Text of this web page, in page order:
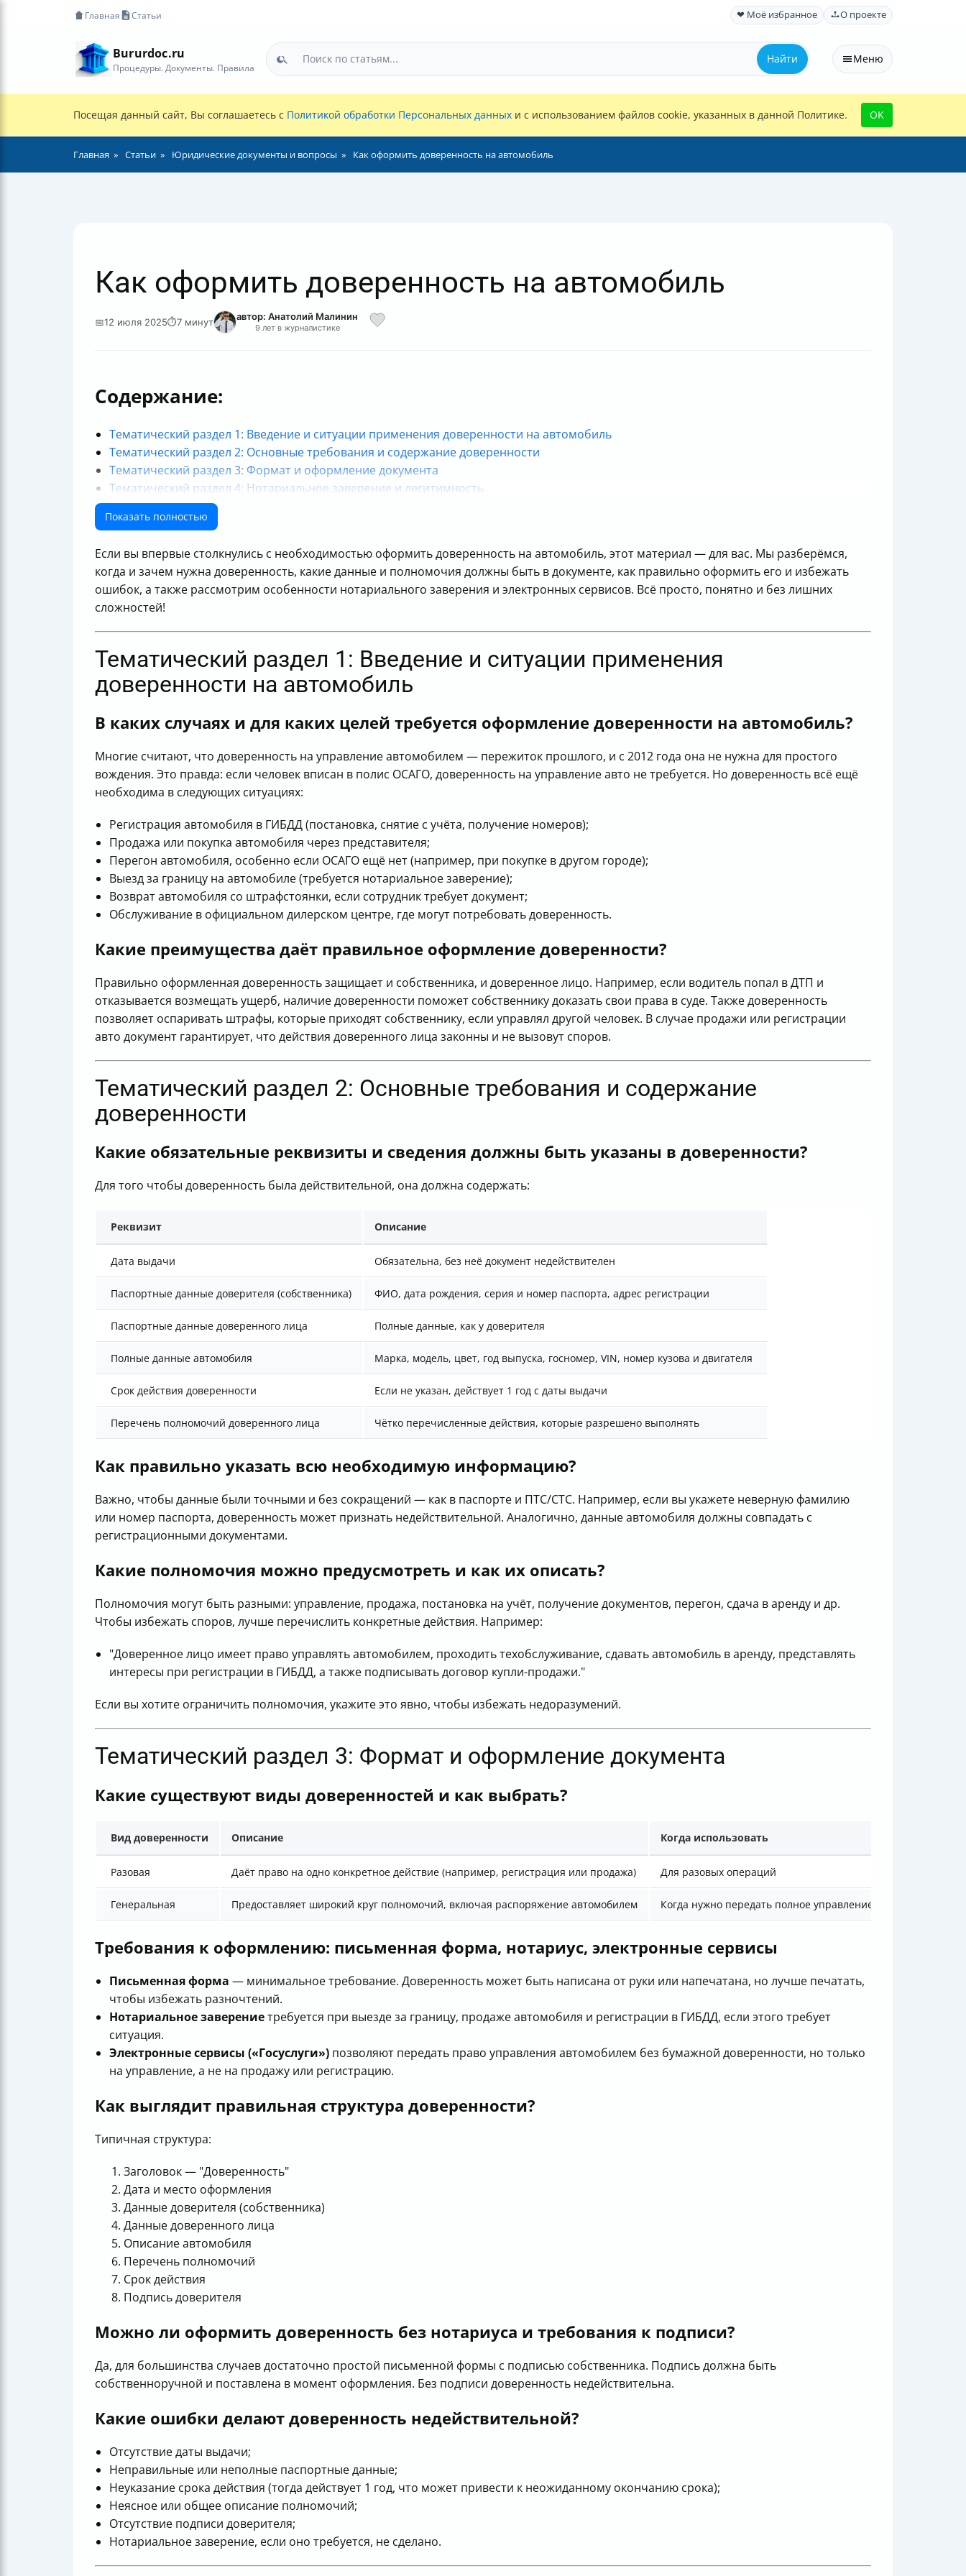
Главная Статьи ❤ Моё избранное О проекте
Bururdoc.ru
Процедуры. Документы. Правила
Найти Меню
Посещая данный сайт, Вы соглашаетесь с Политикой обработки Персональных данных и с использованием файлов cookie, указанных в данной Политике. OK
Главная Статьи Юридические документы и вопросы Как оформить доверенность на автомобиль
Как оформить доверенность на автомобиль
📅12 июля 2025⏱7 минут автор: Анатолий Малинин
9 лет в журналистике
Содержание:
Тематический раздел 1: Введение и ситуации применения доверенности на автомобиль
Тематический раздел 2: Основные требования и содержание доверенности
Тематический раздел 3: Формат и оформление документа
Тематический раздел 4: Нотариальное заверение и легитимность
Тематический раздел 5: Специфические аспекты и дополнительные вопросы
Итог
Показать полностью
Если вы впервые столкнулись с необходимостью оформить доверенность на автомобиль, этот материал — для вас. Мы разберёмся,
когда и зачем нужна доверенность, какие данные и полномочия должны быть в документе, как правильно оформить его и избежать
ошибок, а также рассмотрим особенности нотариального заверения и электронных сервисов. Всё просто, понятно и без лишних
сложностей!
Тематический раздел 1: Введение и ситуации применения
доверенности на автомобиль
В каких случаях и для каких целей требуется оформление доверенности на автомобиль?
Многие считают, что доверенность на управление автомобилем — пережиток прошлого, и с 2012 года она не нужна для простого
вождения. Это правда: если человек вписан в полис ОСАГО, доверенность на управление авто не требуется. Но доверенность всё ещё
необходима в следующих ситуациях:
Регистрация автомобиля в ГИБДД (постановка, снятие с учёта, получение номеров);
Продажа или покупка автомобиля через представителя;
Перегон автомобиля, особенно если ОСАГО ещё нет (например, при покупке в другом городе);
Выезд за границу на автомобиле (требуется нотариальное заверение);
Возврат автомобиля со штрафстоянки, если сотрудник требует документ;
Обслуживание в официальном дилерском центре, где могут потребовать доверенность.
Какие преимущества даёт правильное оформление доверенности?
Правильно оформленная доверенность защищает и собственника, и доверенное лицо. Например, если водитель попал в ДТП и
отказывается возмещать ущерб, наличие доверенности поможет собственнику доказать свои права в суде. Также доверенность
позволяет оспаривать штрафы, которые приходят собственнику, если управлял другой человек. В случае продажи или регистрации
авто документ гарантирует, что действия доверенного лица законны и не вызовут споров.
Тематический раздел 2: Основные требования и содержание
доверенности
Какие обязательные реквизиты и сведения должны быть указаны в доверенности?
Для того чтобы доверенность была действительной, она должна содержать:
Реквизит Описание
Дата выдачи Обязательна, без неё документ недействителен
Паспортные данные доверителя (собственника) ФИО, дата рождения, серия и номер паспорта, адрес регистрации
Паспортные данные доверенного лица Полные данные, как у доверителя
Полные данные автомобиля Марка, модель, цвет, год выпуска, госномер, VIN, номер кузова и двигателя
Срок действия доверенности Если не указан, действует 1 год с даты выдачи
Перечень полномочий доверенного лица Чётко перечисленные действия, которые разрешено выполнять
Как правильно указать всю необходимую информацию?
Важно, чтобы данные были точными и без сокращений — как в паспорте и ПТС/СТС. Например, если вы укажете неверную фамилию
или номер паспорта, доверенность может признать недействительной. Аналогично, данные автомобиля должны совпадать с
регистрационными документами.
Какие полномочия можно предусмотреть и как их описать?
Полномочия могут быть разными: управление, продажа, постановка на учёт, получение документов, перегон, сдача в аренду и др.
Чтобы избежать споров, лучше перечислить конкретные действия. Например:
"Доверенное лицо имеет право управлять автомобилем, проходить техобслуживание, сдавать автомобиль в аренду, представлять
интересы при регистрации в ГИБДД, а также подписывать договор купли-продажи."
Если вы хотите ограничить полномочия, укажите это явно, чтобы избежать недоразумений.
Тематический раздел 3: Формат и оформление документа
Какие существуют виды доверенностей и как выбрать?
Вид доверенности Описание Когда использовать
Разовая Даёт право на одно конкретное действие (например, регистрация или продажа) Для разовых операций
Генеральная Предоставляет широкий круг полномочий, включая распоряжение автомобилем Когда нужно передать полное управление или
Требования к оформлению: письменная форма, нотариус, электронные сервисы
Письменная форма — минимальное требование. Доверенность может быть написана от руки или напечатана, но лучше печатать,
чтобы избежать разночтений.
Нотариальное заверениетребуется при выезде за границу, продаже автомобиля и регистрации в ГИБДД, если этого требует
ситуация.
Электронные сервисы («Госуслуги») позволяют передать право управления автомобилем без бумажной доверенности, но только
на управление, а не на продажу или регистрацию.
Как выглядит правильная структура доверенности?
Типичная структура:
Заголовок — "Доверенность"
Дата и место оформления
Данные доверителя (собственника)
Данные доверенного лица
Описание автомобиля
Перечень полномочий
Срок действия
Подпись доверителя
Можно ли оформить доверенность без нотариуса и требования к подписи?
Да, для большинства случаев достаточно простой письменной формы с подписью собственника. Подпись должна быть
собственноручной и поставлена в момент оформления. Без подписи доверенность недействительна.
Какие ошибки делают доверенность недействительной?
Отсутствие даты выдачи;
Неправильные или неполные паспортные данные;
Неуказание срока действия (тогда действует 1 год, что может привести к неожиданному окончанию срока);
Неясное или общее описание полномочий;
Отсутствие подписи доверителя;
Нотариальное заверение, если оно требуется, не сделано.